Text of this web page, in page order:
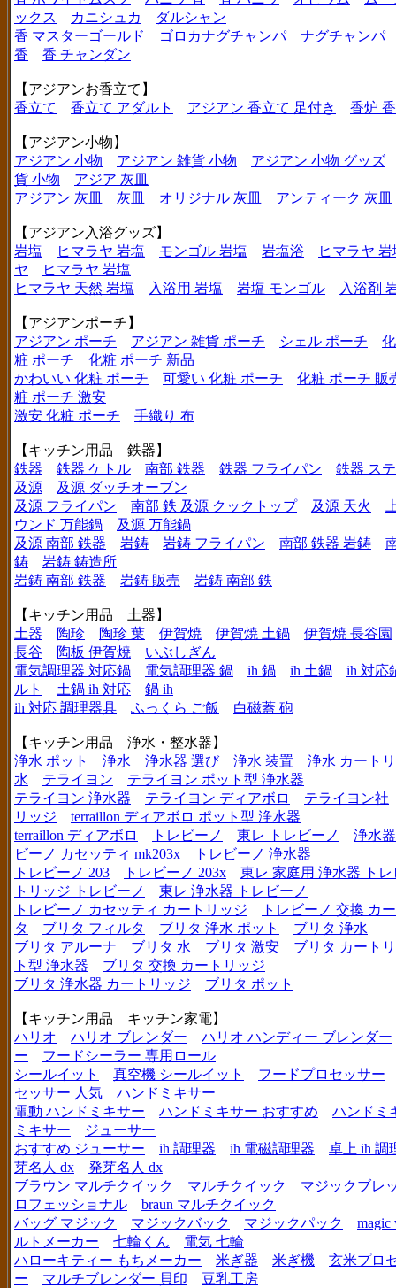
ックス
カニシュカ
ダルシャン
香 マスターゴールド
ゴロカナグチャンパ
ナグチャンパ
香
香 チャンダン
【アジアンお香立て】
香立て
香立て アダルト アジアン 香立て 足付き 香炉
【アジアン小物】
アジアン 小物
アジアン 雑貨 小物
アジアン 小物 グッズ
貨 小物
アジア 灰皿
アジアン 灰皿
灰皿 オリジナル 灰皿 アンティーク 灰皿
【アジアン入浴グッズ】
岩塩
ヒマラヤ 岩塩 モンゴル 岩塩 岩塩浴
ヒマラヤ
ヤ
ヒマラヤ 岩塩
ヒマラヤ 天然 岩塩
入浴用 岩塩 岩塩 モンゴル 入浴剤
【アジアンポーチ】
アジアン ポーチ
アジアン 雑貨 ポーチ シェル ポーチ
粧 ポーチ
化粧 ポーチ 新品
かわいい 化粧 ポーチ
可愛い 化粧 ポーチ
化粧 ポーチ 販
粧 ポーチ 激安
激安 化粧 ポーチ
手織り 布
【キッチン用品 鉄器】
鉄器
鉄器 ケトル 南部 鉄器 鉄器 フライパン
鉄器 ス
及源
及源 ダッチオーブン
及源 フライパン
南部 鉄 及源 クックトップ 及源 天火
ウンド 万能鍋
及源 万能鍋
及源 南部 鉄器
岩鋳 岩鋳 フライパン 南部 鉄器 岩鋳
鋳
岩鋳 鋳造所
岩鋳 南部 鉄器
岩鋳 販売 岩鋳 南部 鉄
【キッチン用品 土器】
土器
陶珍 陶珍 葉 伊賀焼 伊賀焼 土鍋
伊賀焼 長谷園
長谷
陶板 伊賀焼
いぶしぎん
電気調理器 対応鍋
電気調理器 鍋 ih 鍋 ih 土鍋
ih 対応
ルト
土鍋 ih 対応
鍋 ih
ih 対応 調理器具
ふっくら ご飯 白磁蓋 砲
【キッチン用品 浄水・整水器】
浄水 ポット
浄水 浄水器 選び 浄水 装置
浄水 カート
水
テライヨン
テライヨン ポット型 浄水器
テライヨン 浄水器
テライヨン ディアボロ
テライヨン社
リッジ
terraillon ディアボロ ポット型 浄水器
terraillon ディアボロ
トレビーノ 東レ トレビーノ
浄水
ビーノ カセッティ mk203x
トレビーノ 浄水器
トレビーノ 203
トレビーノ 203x
東レ 家庭用 浄水器 トレ
トリッジ トレビーノ
東レ 浄水器 トレビーノ
トレビーノ カセッティ カートリッジ
トレビーノ 交換 カ
タ
ブリタ フィルタ ブリタ 浄水 ポット
ブリタ 浄水
ブリタ アルーナ
ブリタ 水 ブリタ 激安
ブリタ カート
ト型 浄水器
ブリタ 交換 カートリッジ
ブリタ 浄水器 カートリッジ
ブリタ ポット
【キッチン用品 キッチン家電】
ハリオ
ハリオ ブレンダー
ハリオ ハンディー ブレンダー
ー
フードシーラー 専用ロール
シールイット
真空機 シールイット
フードプロセッサー
セッサー 人気
ハンドミキサー
電動 ハンドミキサー
ハンドミキサー おすすめ
ハンドミ
ミキサー
ジューサー
おすすめ ジューサー
ih 調理器 ih 電磁調理器
卓上 ih 調
芽名人 dx
発芽名人 dx
ブラウン マルチクイック
マルチクイック
マジックブレ
ロフェッショナル
braun マルチクイック
バッグ マジック
マジックバック マジックパック
magic
ルトメーカー
七輪くん
電気 七輪
ハローキティー もちメーカー
米ぎ器 米ぎ機
玄米プロ
ー
マルチブレンダー 貝印
豆乳工房